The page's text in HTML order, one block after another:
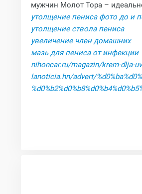
мужчин Молот Тора –
утолщение пениса фото до и
утолщение ствола пениса
увеличение член домашних
мазь для пениса от инфекции
nihoncar.ru/magazin/krem-dlja-
lanoticia.hn/advert/